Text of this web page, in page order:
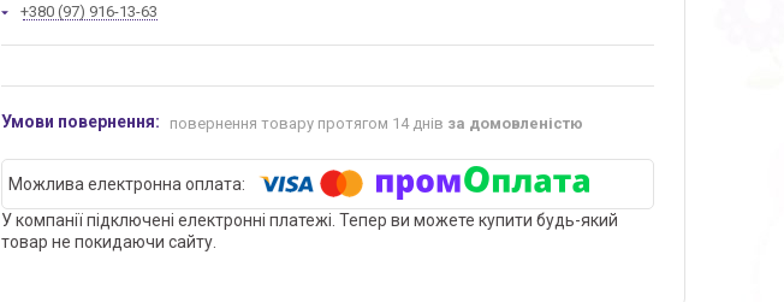
+380 (97) 916-13-63
повернення товару протягом 14 днів за домовленістю
У компанії підключені електронні платежі. Тепер ви можете купити будь-який
товар не покидаючи сайту.